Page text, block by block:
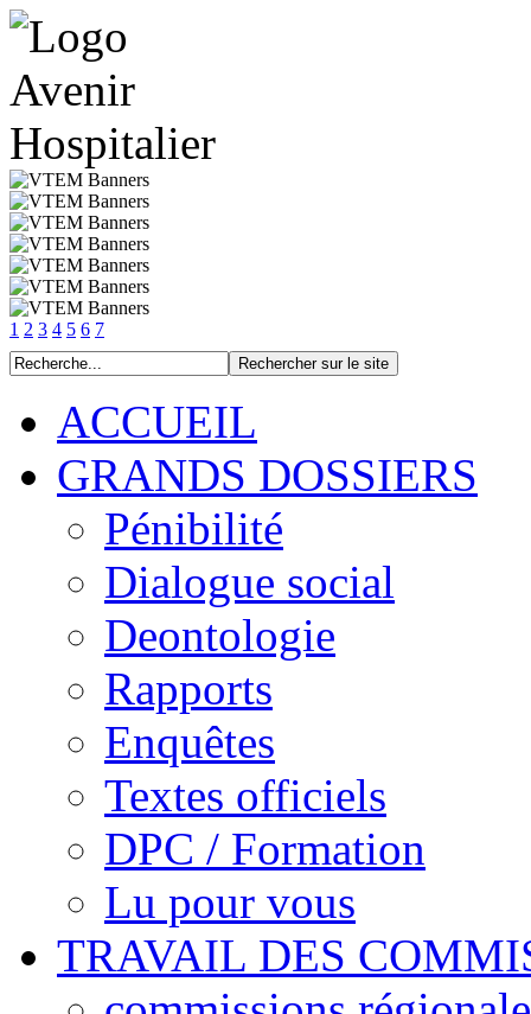
1 2 3 4 5 6 7
ACCUEIL
GRANDS DOSSIERS
Pénibilité
Dialogue social
Deontologie
Rapports
Enquêtes
Textes officiels
DPC / Formation
Lu pour vous
TRAVAIL DES